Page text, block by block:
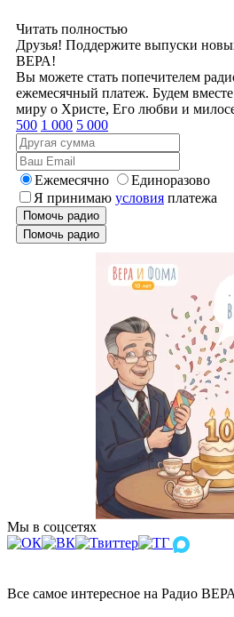
Читать полностью
Друзья! Поддержите выпуски
ВЕРА!
Вы можете стать попечителем
ежемесячный платеж. Будем вместе
миру о Христе, Его любви и
500 1 000 5 000
Ежемесячно
Единоразово
Я принимаю условия платежа
Помочь радио
Помочь радио
Мы в соцсетях
Все самое интересное на Радио